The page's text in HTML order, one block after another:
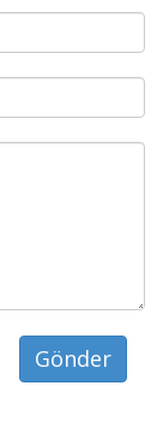
Gönder